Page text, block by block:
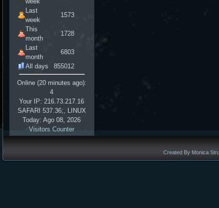
Last
week
1573
This
month
1728
Last
month
6803
All days
855012
Online (20 minutes ago):
4
Your IP: 216.73.217.16
SAFARI 537.36;, LINUX
Today: Ago 08, 2026
Visitors Counter
Created By Monica